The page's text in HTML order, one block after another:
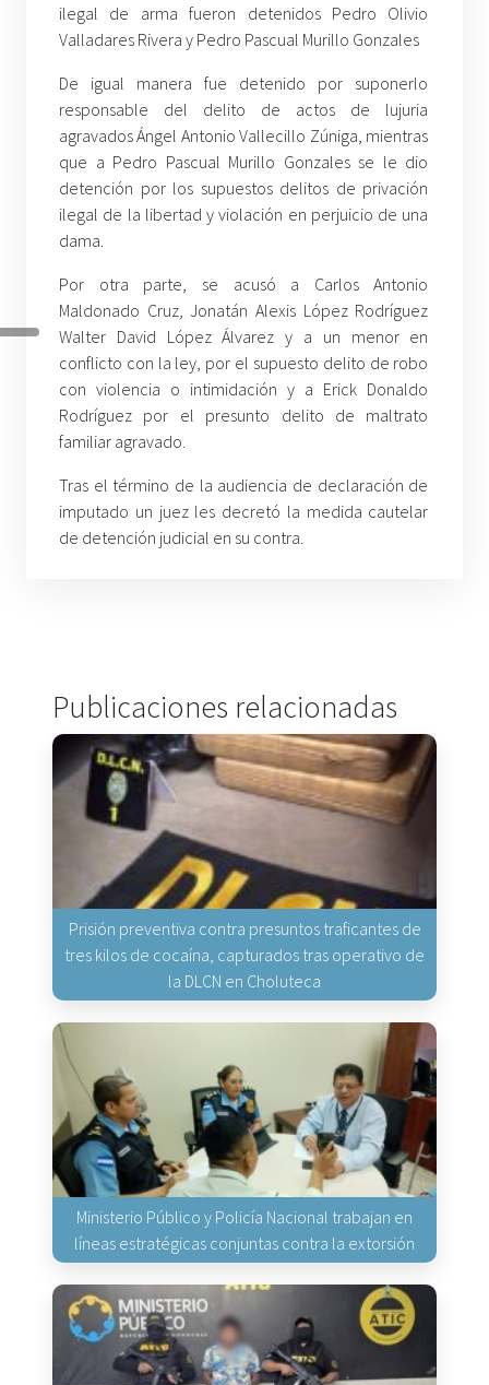
ilegal de arma fueron detenidos Pedro Olivio
Valladares Rivera y Pedro Pascual Murillo Gonzales
De igual manera fue detenido por suponerlo
responsable del delito de actos de lujuria
agravados Ángel Antonio Vallecillo Zúniga, mientras
que a Pedro Pascual Murillo Gonzales se le dio
detención por los supuestos delitos de privación
ilegal de la libertad y violación en perjuicio de una
dama.
Por otra parte, se acusó a Carlos Antonio
Maldonado Cruz, Jonatán Alexis López Rodríguez
Walter David López Álvarez y a un menor en
conflicto con la ley, por el supuesto delito de robo
con violencia o intimidación y a Erick Donaldo
Rodríguez por el presunto delito de maltrato
familiar agravado.
Tras el término de la audiencia de declaración de
imputado un juez les decretó la medida cautelar
de detención judicial en su contra.
Publicaciones relacionadas
Prisión preventiva contra presuntos traficantes de
tres kilos de cocaína, capturados tras operativo de
la DLCN en Choluteca
Ministerio Público y Policía Nacional trabajan en
líneas estratégicas conjuntas contra la extorsión